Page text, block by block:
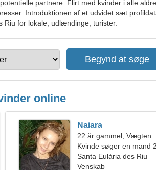
partnere. Flirt med kvinder i alle
Introduktionen af et udvidet sæt
Riu for lokale, udlændinge, turister.
online
Naiara
22 år gammel, Vægten
Kvinde søger en mand
Santa Eulària des Riu
Venskab